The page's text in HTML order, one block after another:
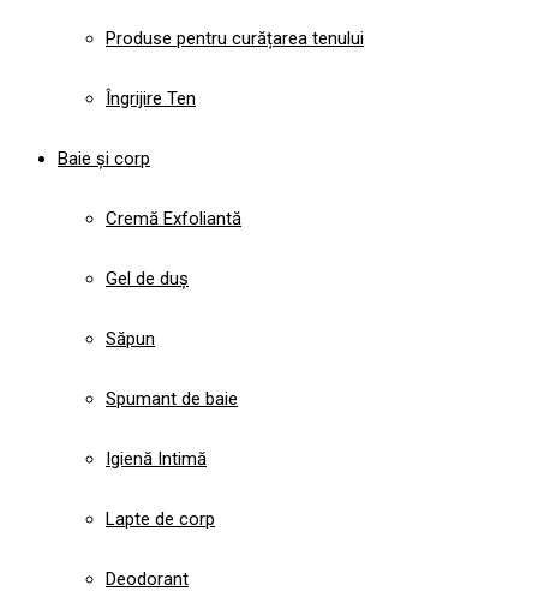
Produse pentru curățarea tenului
Îngrijire Ten
Baie și corp
Cremă Exfoliantă
Gel de duș
Săpun
Spumant de baie
Igienă Intimă
Lapte de corp
Deodorant